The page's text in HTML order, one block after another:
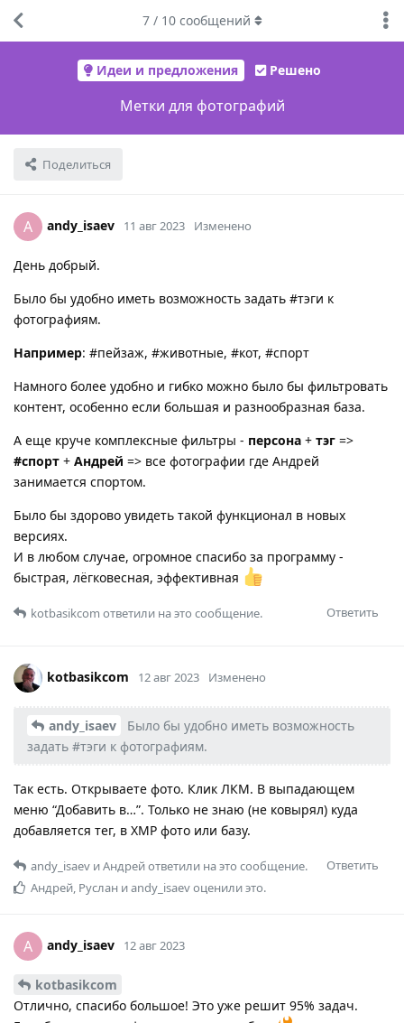
Идеи и предложения Решено
Метки для фотографий
Поделиться
7/ 10сообщений
A andy_isaev 11 авг 2023 Изменено
День добрый.
Было бы удобно иметь возможность задать #тэги к
фотографиям.
Например: #пейзаж, #животные, #кот, #спорт
Намного более удобно и гибко можно было бы фильтровать
контент, особенно если большая и разнообразная база.
А еще круче комплексные фильтры - персона + тэг =>
#спорт + Андрей => все фотографии где Андрей
занимается спортом.
Было бы здорово увидеть такой функционал в новых
версиях.
И в любом случае, огромное спасибо за программу -
быстрая, лёгковесная, эффективная
Ответить
kotbasikcom ответили на это сообщение.
kotbasikcom 12 авг 2023 Изменено
andy_isaev
Было бы удобно иметь возможность
задать #тэги к фотографиям.
Так есть. Открываете фото. Клик ЛКМ. В выпадающем
меню “Добавить в…”. Только не знаю (не ковырял) куда
добавляется тег, в XMP фото или базу.
Ответить
andy_isaev иАндрейответили на это сообщение.
Андрей, Руслан иandy_isaevоценили это.
A andy_isaev 12 авг 2023
kotbasikcom
Отлично, спасибо большое! Это уже решит 95% задач.